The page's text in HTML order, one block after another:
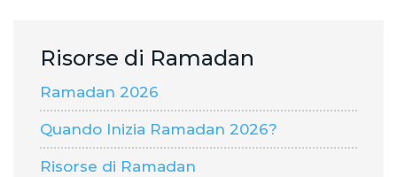
Risorse di Ramadan
Ramadan 2026
Quando Inizia Ramadan 2026?
Risorse di Ramadan